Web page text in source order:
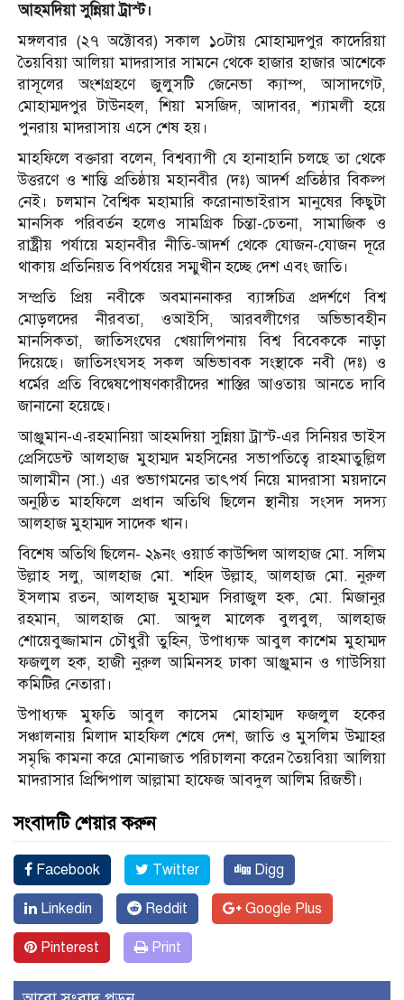
আহমদিয়া সুন্নিয়া ট্রাস্ট।
মঙ্গলবার (২৭ অক্টোবর) সকাল ১০টায় মোহাম্মদপুর কাদেরিয়া
তৈয়বিয়া আলিয়া মাদরাসার সামনে থেকে হাজার হাজার আশেকে
রাসূলের অংশগ্রহণে জুলুসটি জেনেভা ক্যাম্প, আসাদগেট,
মোহাম্মদপুর টাউনহল, শিয়া মসজিদ, আদাবর, শ্যামলী হয়ে
পুনরায় মাদরাসায় এসে শেষ হয়।
মাহফিলে বক্তারা বলেন, বিশ্বব্যাপী যে হানাহানি চলছে তা থেকে
উত্তরণে ও শান্তি প্রতিষ্ঠায় মহানবীর (দঃ) আদর্শ প্রতিষ্ঠার বিকল্প
নেই। চলমান বৈশ্বিক মহামারি করোনাভাইরাস মানুষের কিছুটা
মানসিক পরিবর্তন হলেও সামগ্রিক চিন্তা-চেতনা, সামাজিক ও
রাষ্ট্রীয় পর্যায়ে মহানবীর নীতি-আদর্শ থেকে যোজন-যোজন দূরে
থাকায় প্রতিনিয়ত বিপর্যয়ের সম্মুখীন হচ্ছে দেশ এবং জাতি।
সম্প্রতি প্রিয় নবীকে অবমাননাকর ব্যাঙ্গচিত্র প্রদর্শণে বিশ্ব
মোড়লদের নীরবতা, ওআইসি, আরবলীগের অভিভাবহীন
মানসিকতা, জাতিসংঘের খেয়ালিপনায় বিশ্ব বিবেককে নাড়া
দিয়েছে। জাতিসংঘসহ সকল অভিভাবক সংস্থাকে নবী (দঃ) ও
ধর্মের প্রতি বিদ্বেষপোষণকারীদের শাস্তির আওতায় আনতে দাবি
জানানো হয়েছে।
আঞ্জুমান-এ-রহমানিয়া আহমদিয়া সুন্নিয়া ট্রাস্ট-এর সিনিয়র ভাইস
প্রেসিডেন্ট আলহাজ মুহাম্মদ মহসিনের সভাপতিত্বে রাহমাতুল্লিল
আলামীন (সা.) এর শুভাগমনের তাৎপর্য নিয়ে মাদরাসা ময়দানে
অনুষ্ঠিত মাহফিলে প্রধান অতিথি ছিলেন স্থানীয় সংসদ সদস্য
আলহাজ মুহাম্মদ সাদেক খান।
বিশেষ অতিথি ছিলেন- ২৯নং ওয়ার্ড কাউন্সিল আলহাজ মো. সলিম
উল্লাহ সলু, আলহাজ মো. শহিদ উল্লাহ, আলহাজ মো. নুরুল
ইসলাম রতন, আলহাজ মুহাম্মদ সিরাজুল হক, মো. মিজানুর
রহমান, আলহাজ মো. আব্দুল মালেক বুলবুল, আলহাজ
শোয়েবুজ্জামান চৌধুরী তুহিন, উপাধ্যক্ষ আবুল কাশেম মুহাম্মদ
ফজলুল হক, হাজী নুরুল আমিনসহ ঢাকা আঞ্জুমান ও গাউসিয়া
কমিটির নেতারা।
উপাধ‌্যক্ষ মুফতি আবুল কাসেম মোহাম্মদ ফজলুল হকের
সঞ্চালনায় মিলাদ মাহফিল শেষে দেশ, জাতি ও মুসলিম উম্মাহর
সমৃদ্ধি কামনা করে মোনাজাত পরিচালনা করেন তৈয়বিয়া আলিয়া
মাদরাসার প্রিন্সিপাল আল্লামা হাফেজ আবদুল আলিম রিজভী।
সংবাদটি শেয়ার করুন
Facebook Twitter Digg
Linkedin Reddit Google Plus
Pinterest Print